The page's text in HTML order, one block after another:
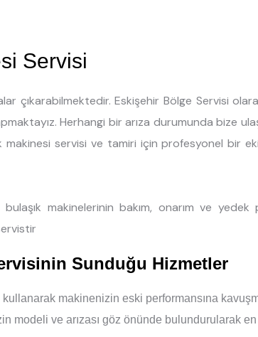
Servisi
çıkarabilmektedir. Eskişehir Bölge Servisi
Herhangi bir arıza durumunda bize
makinesi servisi ve tamiri için profesyonel bir
makinelerinin bakım, onarım ve yedek
Sunduğu Hizmetler
makinenizin eski performansına
modeli ve arızası göz önünde bulundurularak en